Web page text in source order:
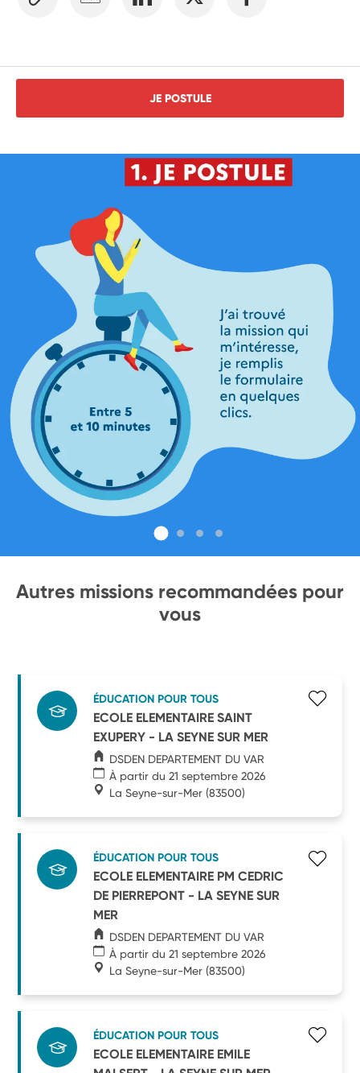
JE POSTULE
Autres missions recommandées pour
vous
ÉDUCATION POUR TOUS
ECOLE ELEMENTAIRE SAINT
EXUPERY - LA SEYNE SUR MER
DSDEN DEPARTEMENT DU VAR
À partir du 21 septembre 2026
La Seyne-sur-Mer (83500)
ÉDUCATION POUR TOUS
ECOLE ELEMENTAIRE PM CEDRIC
DE PIERREPONT - LA SEYNE SUR
MER
DSDEN DEPARTEMENT DU VAR
À partir du 21 septembre 2026
La Seyne-sur-Mer (83500)
ÉDUCATION POUR TOUS
ECOLE ELEMENTAIRE EMILE